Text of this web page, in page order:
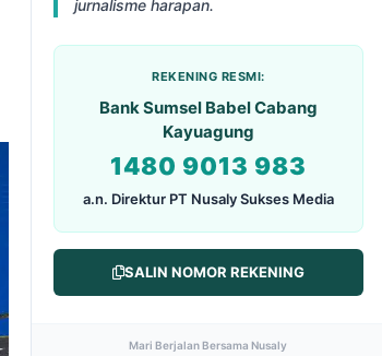
jurnalisme harapan.
REKENING RESMI:
Bank Sumsel Babel Cabang
Kayuagung
1480 9013 983
a.n. Direktur PT Nusaly Sukses Media
SALIN NOMOR REKENING
Mari Berjalan Bersama Nusaly